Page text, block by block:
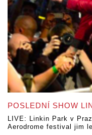
POSLEDNÍ SHOW
LIVE: Linkin Park v
Aerodrome festival jim